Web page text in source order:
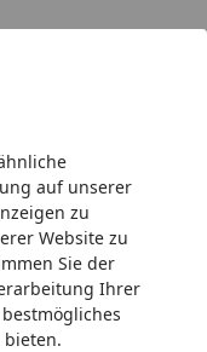
auf unserer
zu
Website zu
Sie der
Ihrer
animonda Vom
Adult mit